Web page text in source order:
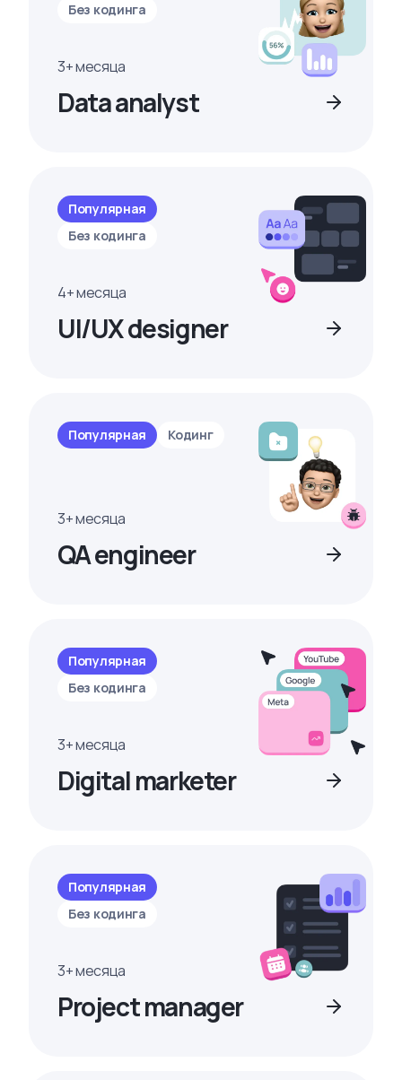
Без кодинга
3+ месяца
Data analyst
Популярная
Без кодинга
4+ месяца
UI/UX designer
Популярная Кодинг
3+ месяца
QA engineer
Популярная
Без кодинга
3+ месяца
Digital marketer
Популярная
Без кодинга
3+ месяца
Project manager